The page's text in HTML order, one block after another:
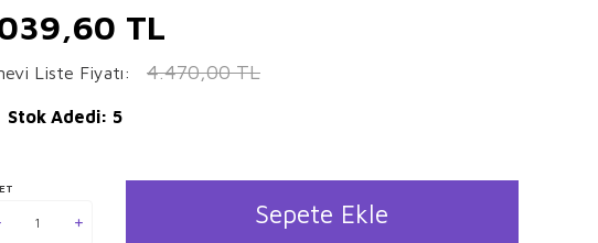
TL
Liste Fiyatı: 4.470,00TL
Stok Adedi: 5
Sepete Ekle